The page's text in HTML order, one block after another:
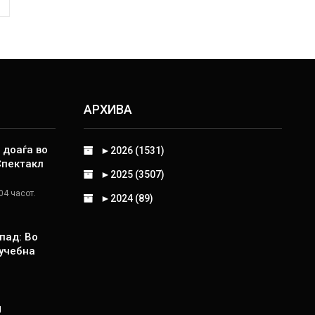
во
часот.
Во
АРХИВА
► 2026 (1531)
► 2025 (3507)
► 2024 (89)